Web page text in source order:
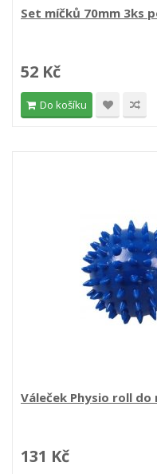
Set míčků 70mm 3ks
52 Kč
Do košíku
Váleček Physio roll do
131 Kč